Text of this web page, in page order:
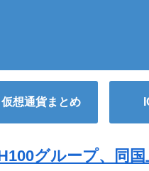
仮想通貨まとめ
グループ、同